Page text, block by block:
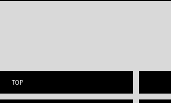
TOP